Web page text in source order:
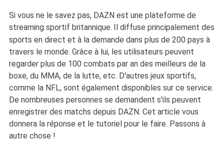
Si vous ne le savez pas, DAZN est une plateforme de
streaming sportif britannique. Il diffuse principalement des
sports en direct et à la demande dans plus de 200 pays à
travers le monde. Grâce à lui, les utilisateurs peuvent
regarder plus de 100 combats par an des meilleurs de la
boxe, du MMA, de la lutte, etc. D'autres jeux sportifs,
comme la NFL, sont également disponibles sur ce service.
De nombreuses personnes se demandent s'ils peuvent
enregistrer des matchs depuis DAZN. Cet article vous
donnera la réponse et le tutoriel pour le faire. Passons à
autre chose !